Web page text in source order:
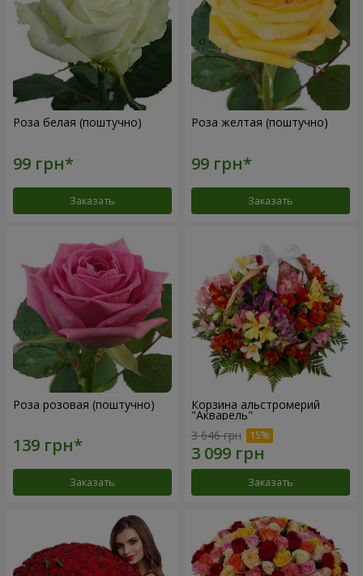
Роза белая (поштучно)
Заказать
Роза желтая (поштучно)
Заказать
Роза розовая (поштучно)
Заказать
Корзина альстромерий
"Акварель"
3 646 грн
Заказать